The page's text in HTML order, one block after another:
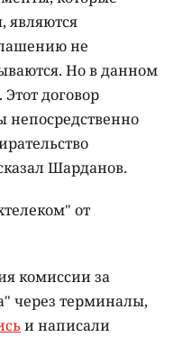
являются
не
Но в данном
договор
непосредственно
Шарданов.
от
комиссии за
через терминалы,
и написали